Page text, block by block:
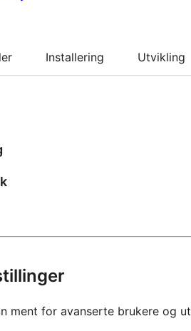
Installering Utvikling
ment for avanserte brukere og